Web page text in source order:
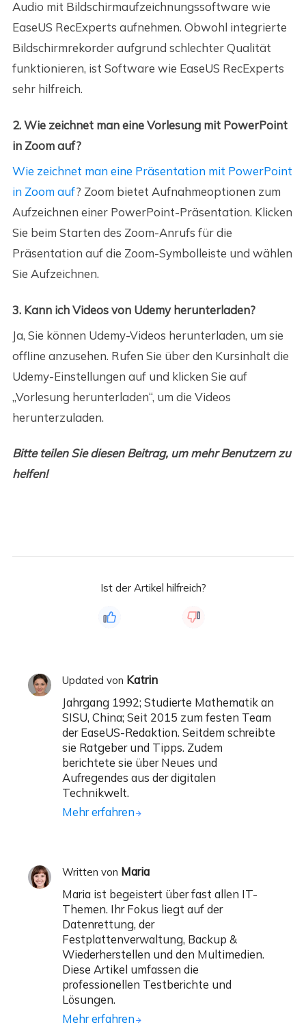
Audio mit Bildschirmaufzeichnungssoftware wie
EaseUS RecExperts aufnehmen. Obwohl integrierte
Bildschirmrekorder aufgrund schlechter Qualität
funktionieren, ist Software wie EaseUS RecExperts
sehr hilfreich.
2. Wie zeichnet man eine Vorlesung mit PowerPoint
in Zoom auf?
Wie zeichnet man eine Präsentation mit PowerPoint
in Zoom auf? Zoom bietet Aufnahmeoptionen zum
Aufzeichnen einer PowerPoint-Präsentation. Klicken
Sie beim Starten des Zoom-Anrufs für die
Präsentation auf die Zoom-Symbolleiste und wählen
Sie Aufzeichnen.
3. Kann ich Videos von Udemy herunterladen?
Ja, Sie können Udemy-Videos herunterladen, um sie
offline anzusehen. Rufen Sie über den Kursinhalt die
Udemy-Einstellungen auf und klicken Sie auf
„Vorlesung herunterladen“, um die Videos
herunterzuladen.
Bitte teilen Sie diesen Beitrag, um mehr Benutzern zu
helfen!
Ist der Artikel hilfreich?
Updated von Katrin
Jahrgang 1992; Studierte Mathematik an
SISU, China; Seit 2015 zum festen Team
der EaseUS-Redaktion. Seitdem schreibte
sie Ratgeber und Tipps. Zudem
berichtete sie über Neues und
Aufregendes aus der digitalen
Technikwelt.
Mehr erfahren
Written von Maria
Maria ist begeistert über fast allen IT-
Themen. Ihr Fokus liegt auf der
Datenrettung, der
Festplattenverwaltung, Backup &
Wiederherstellen und den Multimedien.
Diese Artikel umfassen die
professionellen Testberichte und
Lösungen.
Mehr erfahren